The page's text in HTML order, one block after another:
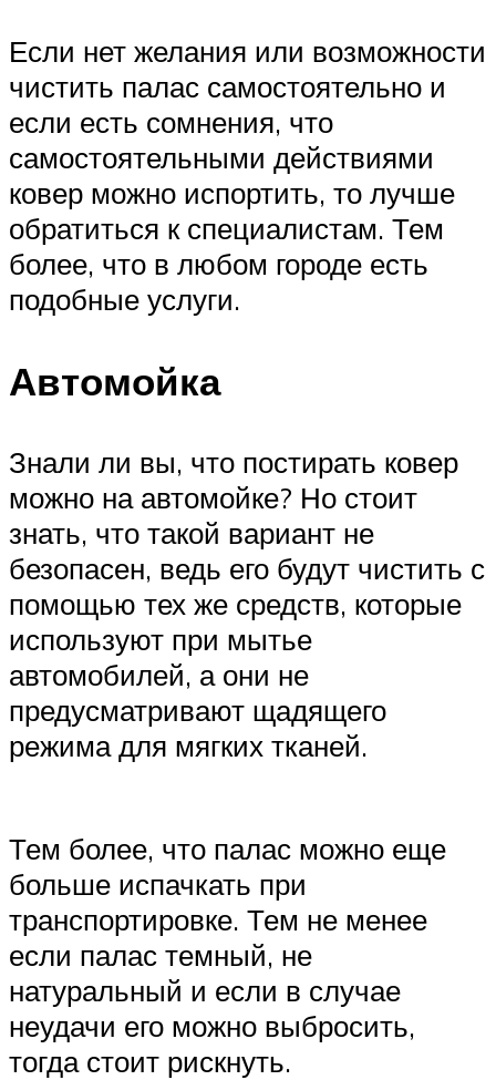
Если нет желания или возможности
чистить палас самостоятельно и
если есть сомнения, что
самостоятельными действиями
ковер можно испортить, то лучше
обратиться к специалистам. Тем
более, что в любом городе есть
подобные услуги.
Автомойка
Знали ли вы, что постирать ковер
можно на автомойке? Но стоит
знать, что такой вариант не
безопасен, ведь его будут чистить с
помощью тех же средств, которые
используют при мытье
автомобилей, а они не
предусматривают щадящего
режима для мягких тканей.
Тем более, что палас можно еще
больше испачкать при
транспортировке. Тем не менее
если палас темный, не
натуральный и если в случае
неудачи его можно выбросить,
тогда стоит рискнуть.